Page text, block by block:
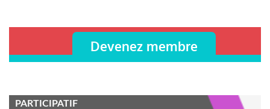
Devenez membre
PARTICIPATIF